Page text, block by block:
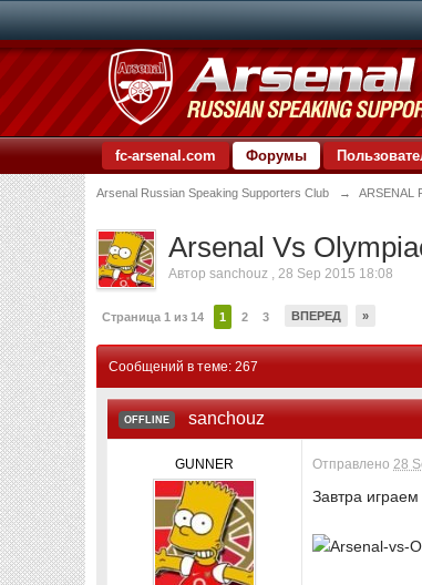
fc-arsenal.com Форумы
Arsenal Russian Speaking Supporters Club → ARSENAL
Arsenal Vs
Авторsanchouz ,28 Sep 2015 18:08
Страница 1 из 14 1 2 3 ВПЕРЕД »
Сообщений в теме: 267
OFFLINE sanchouz
GUNNER Отправлено28
Завтра